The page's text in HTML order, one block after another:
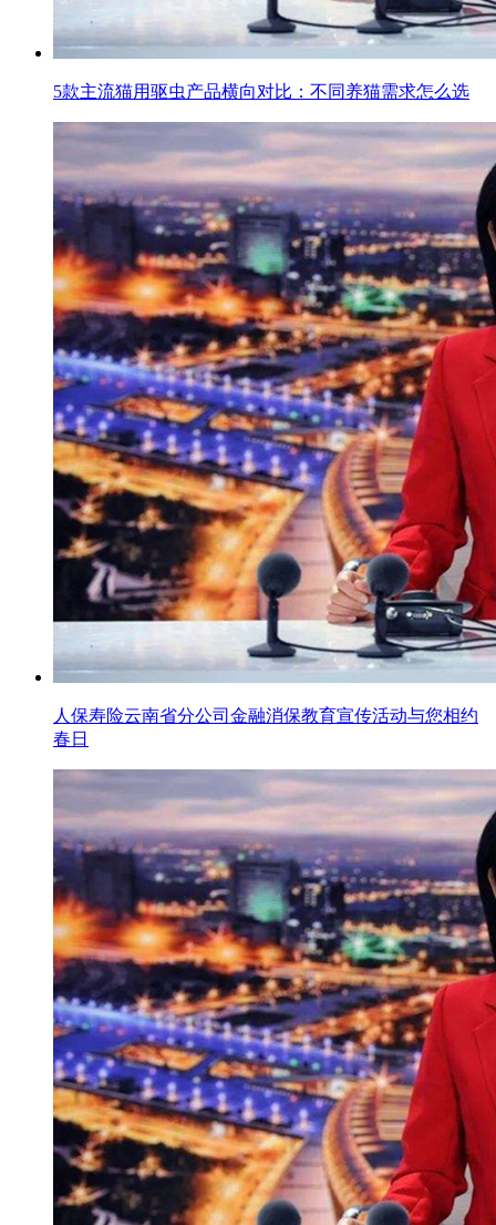
5款主流猫用驱虫产品横向对比：不同养猫需求怎么选
人保寿险云南省分公司金融消保教育宣传活动与您相约
春日